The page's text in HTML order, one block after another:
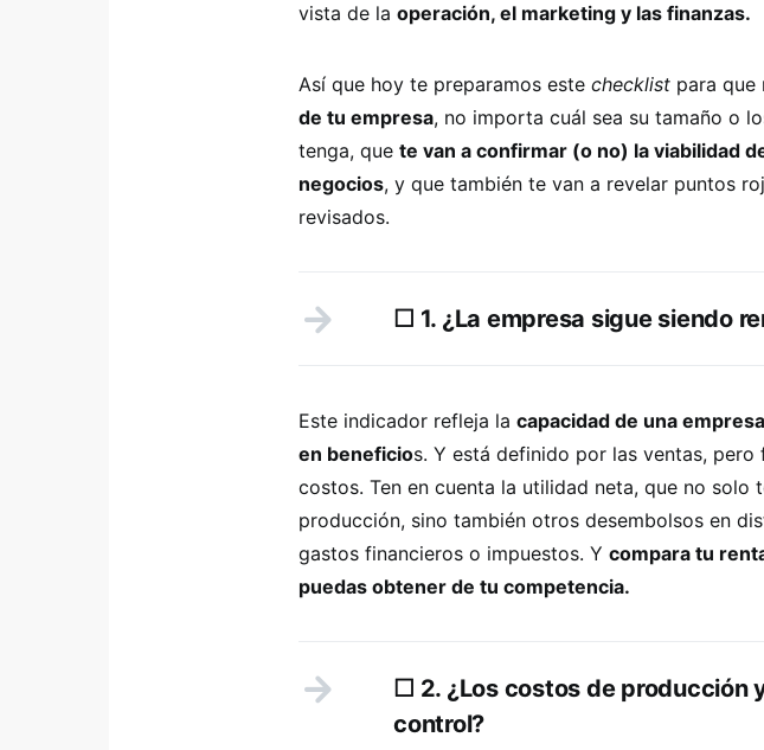
vista de la operación, el marketing y las finanzas.
Así que hoy te preparamos este checklist para que
de tu empresa, no importa cuál sea su tamaño o
tenga, que te van a confirmar (o no) la viabilidad
negocios, y que también te van a revelar puntos
revisados.
☐ 1. ¿La empresa sigue siendo
Este indicador refleja la capacidad de una
en beneficios. Y está definido por las ventas,
costos. Ten en cuenta la utilidad neta, que no solo
producción, sino también otros desembolsos en
gastos financieros o impuestos. Y compara tu
puedas obtener de tu competencia.
☐ 2. ¿Los costos de producción
control?